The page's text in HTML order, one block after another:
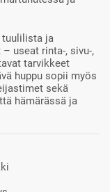
tuulilista ja
useat rinta-, sivu-,
tarvikkeet
huppu sopii myös
sekä
hämärässä ja